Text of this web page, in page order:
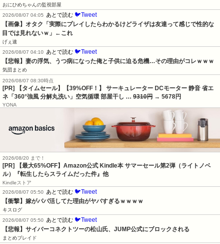
おにひめちゃんの監視部屋
2026/08/07 04:05
あとで読む 🐦Tweet
【画像】オタク「実際にプレイしたらわかるけどライザは友達って感じで性的な
目では見れないｗ」←これ
げぇ速
2026/08/07 04:10
あとで読む 🐦Tweet
【悲報】妻の浮気、うつ病になった俺と子供に迫る危機…その理由がコレｗｗｗ
気団まとめ
2026/08/07 08:30時点
[PR] 【タイムセール】【39%OFF！】 サーキュレーター DCモーター 静音 省エ
ネ「360°強風 分解丸洗い」空気循環 部屋干し … 9310円 → 5678円
YONA
2026/08/20 まで！
[PR]
【最大65%OFF】Amazon公式 Kindle本 サマーセール第2弾（ライトノベ
ル）『転生したらスライムだった件』他
Kindleストア
2026/08/07 05:50
あとで読む 🐦Tweet
【衝撃】嫁がパパ活してた理由がヤバすぎるｗｗｗｗ
キスログ
2026/08/07 05:50
あとで読む 🐦Tweet
【悲報】サイバーコネクトツーの松山氏、JUMP公式にブロックされる
まとめブレイド